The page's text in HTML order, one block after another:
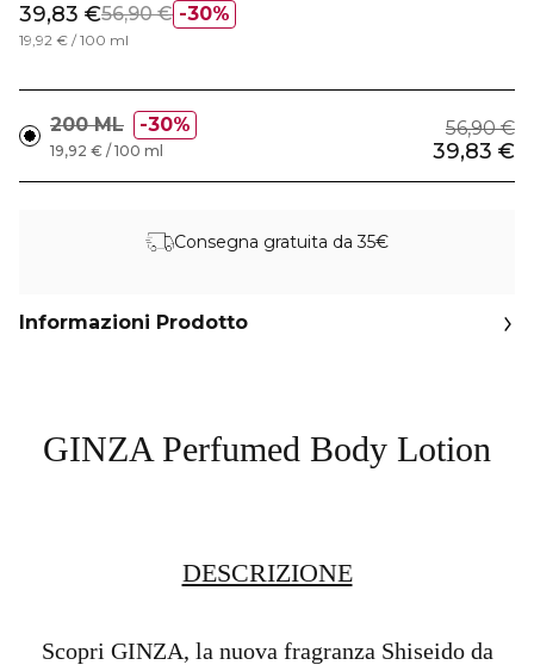
30%
39,83 €56,90 €
19,92 € / 100 ml
200 ML 30% 56,90 €
39,83 €
19,92 € / 100 ml
Consegna gratuita da 35€
Informazioni Prodotto
GINZA Perfumed Body Lotion
DESCRIZIONE
Scopri GINZA, la nuova fragranza Shiseido da